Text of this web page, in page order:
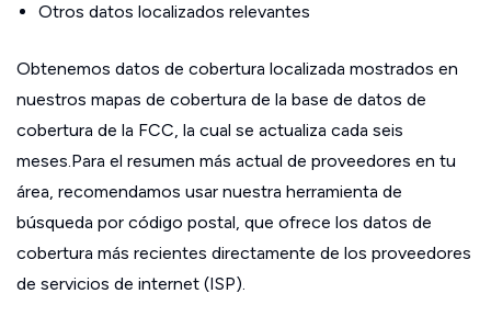
Otros datos localizados relevantes
Obtenemos datos de cobertura localizada mostrados en
nuestros mapas de cobertura de la base de datos de
cobertura de la FCC, la cual se actualiza cada seis
meses.Para el resumen más actual de proveedores en tu
área, recomendamos usar nuestra herramienta de
búsqueda por código postal, que ofrece los datos de
cobertura más recientes directamente de los proveedores
de servicios de internet (ISP).